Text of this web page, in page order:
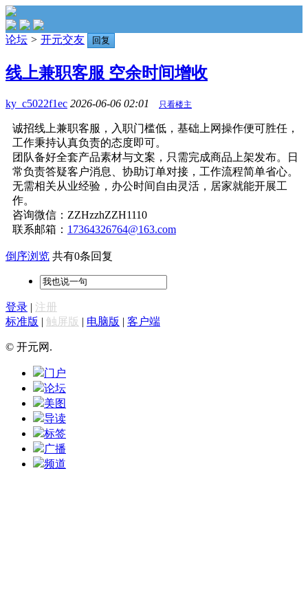
论坛 > 开元交友 回复
线上兼职客服 空余时间增收
ky_c5022f1ec 2026-06-06 02:01 只看楼主
诚招线上兼职客服，入职门槛低，基础上网操作便可胜任，
工作秉持认真负责的态度即可。
团队备好全套产品素材与文案，只需完成商品上架发布。日
常负责答疑客户消息、协助订单对接，工作流程简单省心。
无需相关从业经验，办公时间自由灵活，居家就能开展工
作。
咨询微信：ZZHzzhZZH1110
联系邮箱： 17364326764@163.com
倒序浏览 共有0条回复
登录 | 注册
标准版 | 触屏版 | 电脑版 | 客户端
© 开元网.
门户
论坛
美图
导读
标签
广播
频道